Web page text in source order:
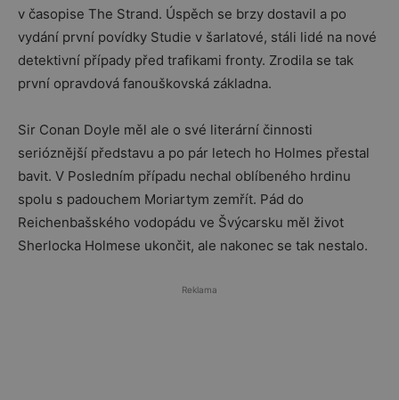
v časopise The Strand. Úspěch se brzy dostavil a po
vydání první povídky Studie v šarlatové, stáli lidé na nové
detektivní případy před trafikami fronty. Zrodila se tak
první opravdová fanouškovská základna.
Sir Conan Doyle měl ale o své literární činnosti
serióznější představu a po pár letech ho Holmes přestal
bavit. V Posledním případu nechal oblíbeného hrdinu
spolu s padouchem Moriartym zemřít. Pád do
Reichenbašského vodopádu ve Švýcarsku měl život
Sherlocka Holmese ukončit, ale nakonec se tak nestalo.
Reklama